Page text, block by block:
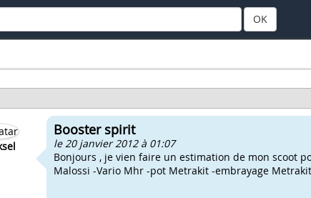
OK
Booster spirit
le 20 janvier 2012 à 01:07
Bonjours , je vien faire un estimation de mon scoot
Malossi -Vario Mhr -pot Metrakit -embrayage